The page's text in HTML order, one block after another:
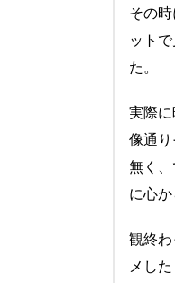
その
ット
た。
実際
像通
無く
に心か
観終
メし